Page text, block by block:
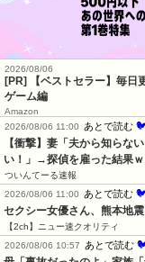
2026/08/06
[PR] 【ベストセラー】毎日
ゲーム編
Amazon
2026/08/06 11:00
あとで読む
【衝撃】妻「夫から知らな
い！」→探偵を雇った結果ｗ
ついんてーる速報
2026/08/06 11:00
あとで読む
セクシー女優さん、熊本地
【2ch】ニュー速クオリティ
2026/08/06 10:57
あとで読む